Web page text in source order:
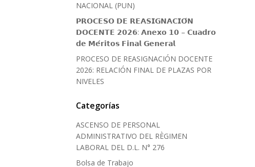
NACIONAL (PUN)
𝗣𝗥𝗢𝗖𝗘𝗦𝗢 𝗗𝗘 𝗥𝗘𝗔𝗦𝗜𝗚𝗡𝗔𝗖𝗜𝗢́𝗡
𝗗𝗢𝗖𝗘𝗡𝗧𝗘 𝟮𝟬𝟮𝟲: 𝗔𝗻𝗲𝘅𝗼 𝟭𝟬 – 𝗖𝘂𝗮𝗱𝗿𝗼
𝗱𝗲 𝗠𝗲́𝗿𝗶𝘁𝗼𝘀 𝗙𝗶𝗻𝗮𝗹 𝗚𝗲𝗻𝗲𝗿𝗮𝗹
PROCESO DE REASIGNACIÓN DOCENTE
2026: RELACIÓN FINAL DE PLAZAS POR
NIVELES
Categorías
ASCENSO DE PERSONAL
ADMINISTRATIVO DEL RÈGIMEN
LABORAL DEL D.L. N° 276
Bolsa de Trabajo